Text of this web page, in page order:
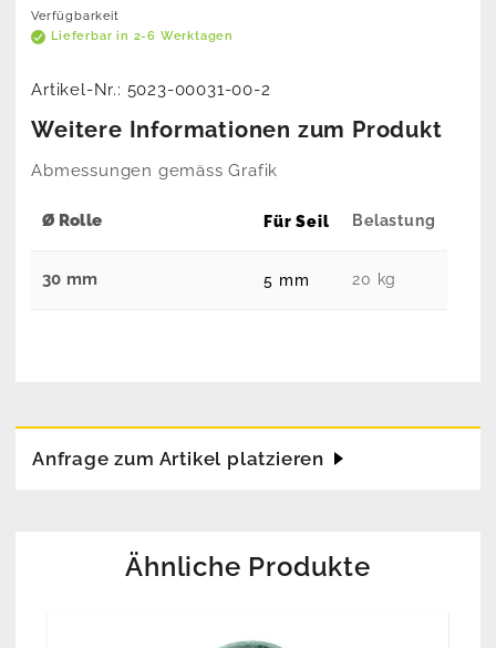
Verfügbarkeit
Lieferbar in 2-6 Werktagen
Artikel-Nr.: 5023-00031-00-2
Weitere Informationen zum Produkt
Abmessungen gemäss Grafik
Ø Rolle Für Seil Belastung
30 mm 5 mm 20 kg
Anfrage zum Artikel platzieren
Ähnliche Produkte